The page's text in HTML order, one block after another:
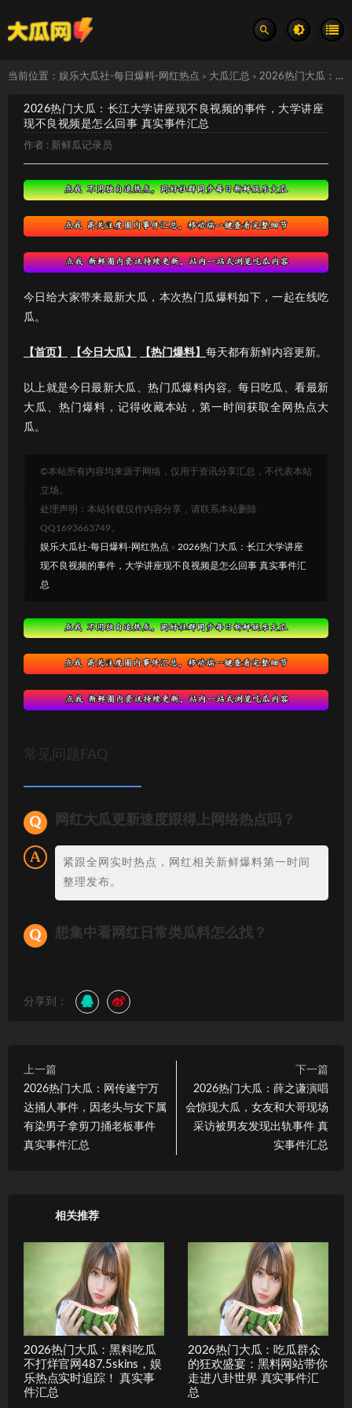
当前位置： 娱乐大瓜社-每日爆料-网红热点 > 大瓜汇总 > 2026热门大瓜：长江大学讲座现不良视频的事件，大学讲座现不良视频是怎么回事 真实事件汇总
2026热门大瓜：长江大学讲座现不良视频的事件，大学讲座
现不良视频是怎么回事 真实事件汇总
作者 : 新鲜瓜记录员
今日给大家带来最新大瓜，本次热门瓜爆料如下，一起在线吃
瓜。
【首页】 【今日大瓜】 【热门爆料】 每天都有新鲜内容更新。
以上就是今日最新大瓜、热门瓜爆料内容。每日吃瓜、看最新
大瓜、热门爆料，记得收藏本站，第一时间获取全网热点大
瓜。
©本站所有内容均来源于网络，仅用于资讯分享汇总，不代表本站
立场。
处理声明：本站转载仅作内容分享，请联系本站删除
QQ1693663749。
娱乐大瓜社-每日爆料-网红热点 » 2026热门大瓜：长江大学讲座
现不良视频的事件，大学讲座现不良视频是怎么回事 真实事件汇
总
常见问题FAQ
网红大瓜更新速度跟得上网络热点吗？
紧跟全网实时热点，网红相关新鲜爆料第一时间
整理发布。
想集中看网红日常类瓜料怎么找？
分享到：
上一篇
2026热门大瓜：网传遂宁万
达捅人事件，因老头与女下属
有染男子拿剪刀捅老板事件
真实事件汇总
下一篇
2026热门大瓜：薛之谦演唱
会惊现大瓜，女友和大哥现场
采访被男友发现出轨事件 真
实事件汇总
相关推荐
2026热门大瓜：黑料吃瓜
不打烊官网487.5skins，娱
乐热点实时追踪！ 真实事
件汇总
2026热门大瓜：吃瓜群众
的狂欢盛宴：黑料网站带你
走进八卦世界 真实事件汇
总